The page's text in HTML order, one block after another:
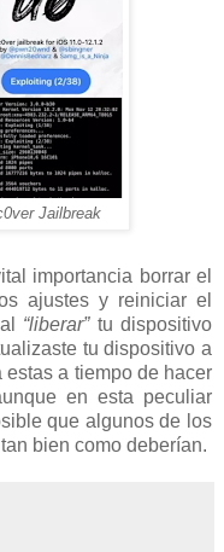
Jailbreak
importancia borrar el
ajustes y reiniciar el
“liberar”tu dispositivo
tu dispositivo a
a tiempo de hacer
en esta peculiar
que algunos de los
bien como deberían.